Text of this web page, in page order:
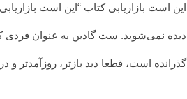
این است بازاریابی کتاب “این است
گذرانده است، قطعا دید بازتر، روزآمدتر و